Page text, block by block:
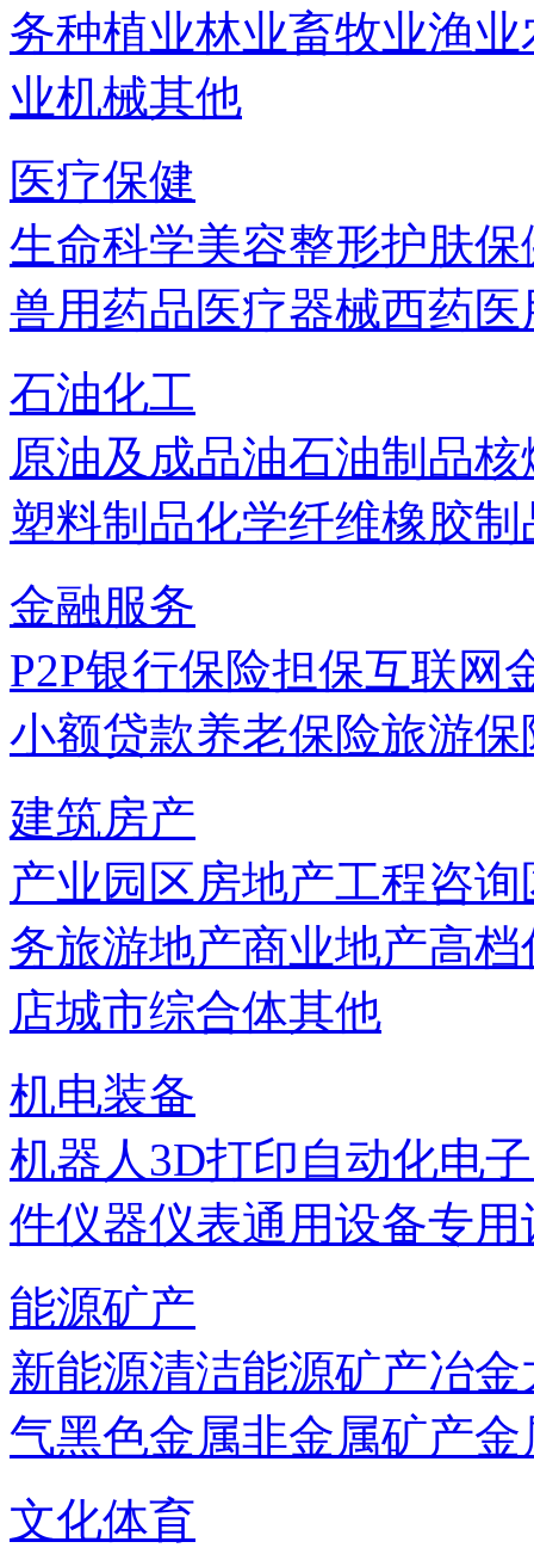
务种植业林业畜牧业渔业
业机械其他
医疗保健
生命科学美容整形护肤保
兽用药品医疗器械西药
石油化工
原油及成品油石油制品核
塑料制品化学纤维橡胶制
金融服务
P2P银行保险担保互联网
小额贷款养老保险旅游保
建筑房产
产业园区房地产工程咨询
务旅游地产商业地产高档
店城市综合体其他
机电装备
机器人3D打印自动化电
件仪器仪表通用设备专用
能源矿产
新能源清洁能源矿产冶金
气黑色金属非金属矿产金
文化体育